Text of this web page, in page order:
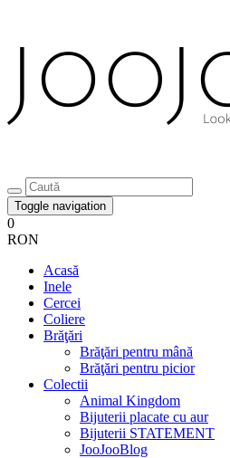
Toggle navigation
0
RON
Acasă
Inele
Cercei
Coliere
Brăţări
Brăţări pentru mână
Brăţări pentru picior
Colectii
Animal Kingdom
Bijuterii placate cu aur
Bijuterii STATEMENT
JooJooBlog